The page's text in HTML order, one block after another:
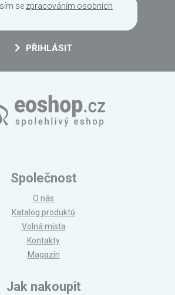
se zpracováním osobních
PŘIHLÁSIT
Společnost
O nás
Katalog produktů
Volná místa
Kontakty
Magazín
Jak nakoupit